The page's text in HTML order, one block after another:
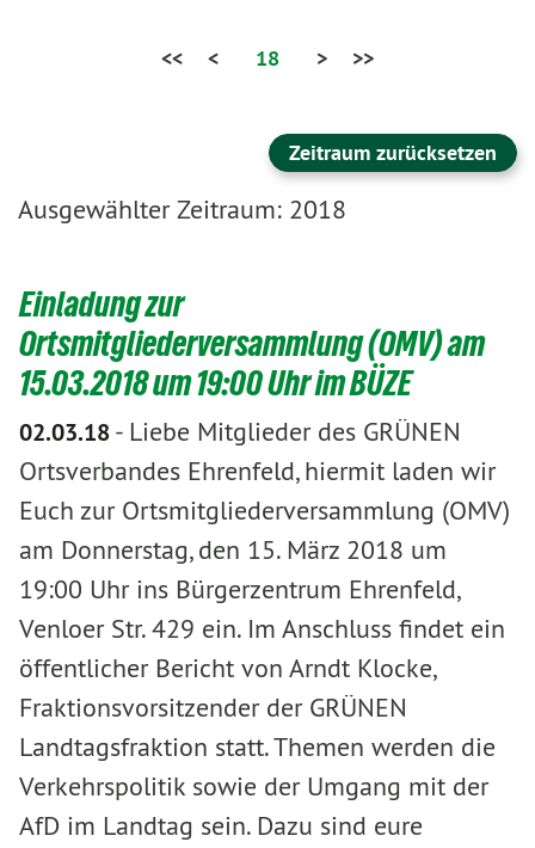
<< < 18 > >>
Zeitraum zurücksetzen
Ausgewählter Zeitraum: 2018
Einladung zur
Ortsmitgliederversammlung (OMV) am
15.03.2018 um 19:00 Uhr im BÜZE
02.03.18- Liebe Mitglieder des GRÜNEN
Ortsverbandes Ehrenfeld, hiermit laden wir
Euch zur Ortsmitgliederversammlung (OMV)
am Donnerstag, den 15. März 2018 um
19:00 Uhr ins Bürgerzentrum Ehrenfeld,
Venloer Str. 429 ein. Im Anschluss findet ein
öffentlicher Bericht von Arndt Klocke,
Fraktionsvorsitzender der GRÜNEN
Landtagsfraktion statt. Themen werden die
Verkehrspolitik sowie der Umgang mit der
AfD im Landtag sein. Dazu sind eure